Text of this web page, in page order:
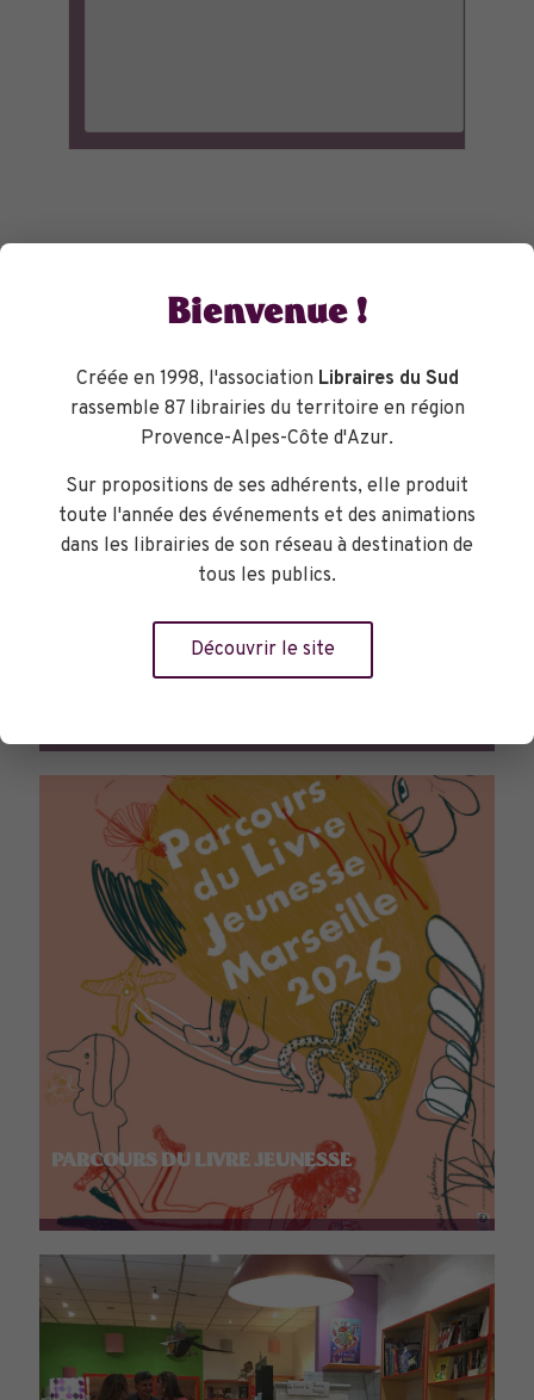
TOURNÉES GÉNÉRALES
PARCOURS DU LIVRE JEUNESSE
Bienvenue !
Créée en 1998, l'association Libraires du Sud
rassemble 87 librairies du territoire en région
Provence-Alpes-Côte d'Azur.
Sur propositions de ses adhérents, elle produit
toute l'année des événements et des animations
dans les librairies de son réseau à destination de
tous les publics.
Découvrir le site